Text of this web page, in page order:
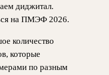
диджитал.
на ПМЭФ 2026.
количество
которые
по разным